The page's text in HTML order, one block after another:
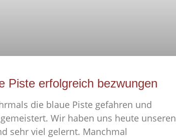
Piste erfolgreich bezwungen
die blaue Piste gefahren und
Wir haben uns heute unseren
sehr viel gelernt. Manchmal